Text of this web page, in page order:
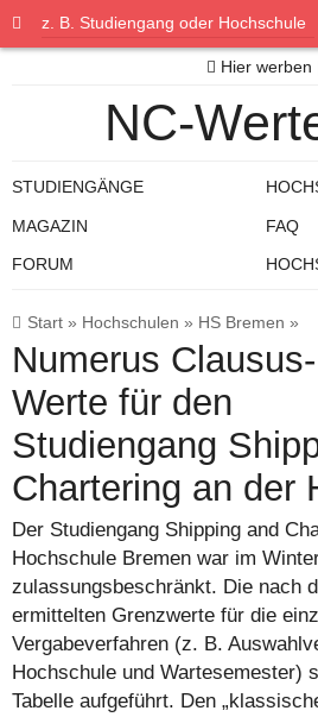
Start » Hochschulen » HS Bremen »
Numerus Clausus-
Werte für den
Studiengang
Chartering an der
Der Studiengang Shipping and
Hochschule Bremen war im
zulassungsbeschränkt. Die nach
ermittelten Grenzwerte für die
Vergabeverfahren (z. B.
Hochschule und Wartesemester)
Tabelle aufgeführt. Den
Hier werben
NC-
STUDIENGÄNGE
MAGAZIN FAQ
FORUM